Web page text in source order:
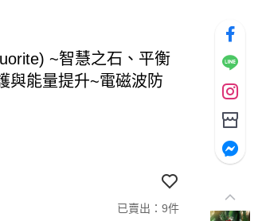
~智慧之石、平衡
與能量提升~電磁波防
已賣出：9件